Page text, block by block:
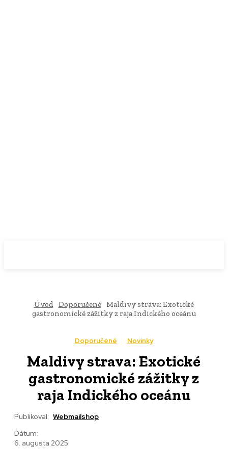
Úvod Doporučené
Maldivy strava: Exotické
gastronomické zážitky z raja Indického oceánu
Doporučené Novinky
Maldivy strava: Exotické
gastronomické zážitky z
raja Indického oceánu
Publikoval: Webmailshop
Dátum:
6. augusta 2025